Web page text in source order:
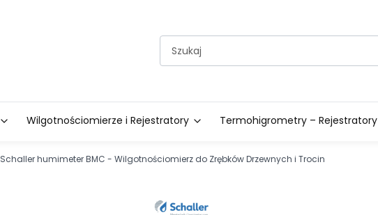
Wilgotnościomierze i Rejestratory Termohigrometry – Rejestratory
Schaller humimeter BMC - Wilgotnościomierz do Zrębków Drzewnych i Trocin